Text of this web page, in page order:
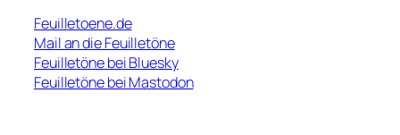
Feuilletoene.de
Mail an die Feuilletöne
Feuilletöne bei Bluesky
Feuilletöne bei Mastodon